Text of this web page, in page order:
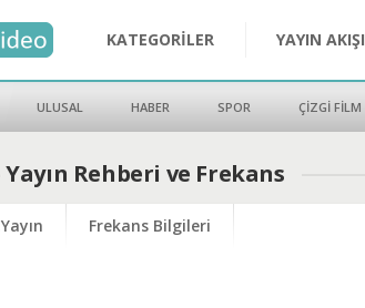
KATEGORİLER YAYIN AKIŞI
ULUSAL HABER SPOR ÇİZGİ FİLM
Rehberi ve Frekans
Frekans Bilgileri